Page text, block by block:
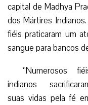
capital de Madhya
dos Mártires
fiéis praticaram um
sangue para bancos
“Numerosos
indianos
suas vidas pela fé